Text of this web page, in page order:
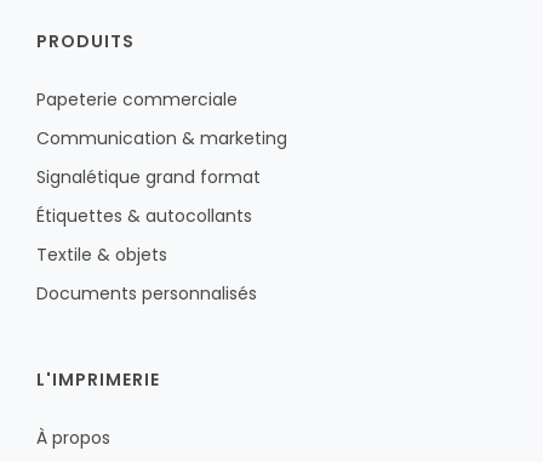
PRODUITS
Papeterie commerciale
Communication & marketing
Signalétique grand format
Étiquettes & autocollants
Textile & objets
Documents personnalisés
L'IMPRIMERIE
À propos